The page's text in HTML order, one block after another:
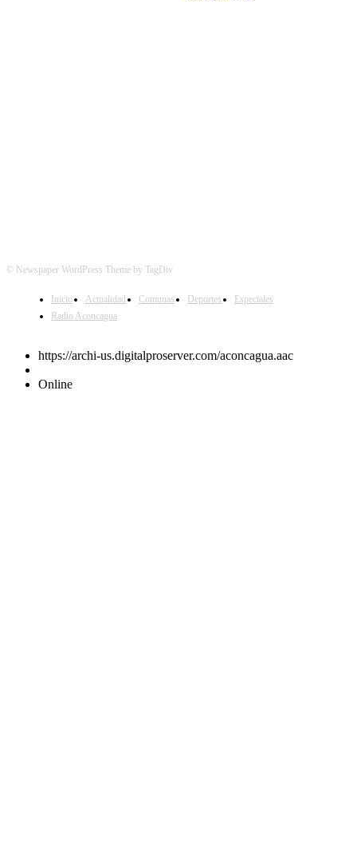
© Newspaper WordPress Theme by TagDiv
Inicio Actualidad Comunas Deportes
Especiales
Radio Aconcagua
https://archi-us.digitalproserver.com/aconcagua.aac
Online